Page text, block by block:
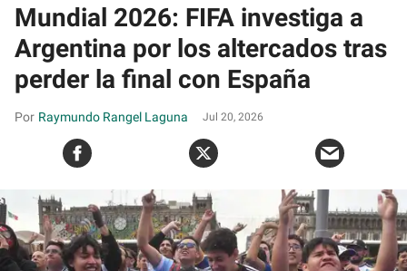
Mundial 2026: FIFA investiga a
Argentina por los altercados tras
perder la final con España
Raymundo Rangel Laguna Jul 20, 2026